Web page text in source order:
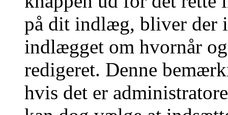
på dit indlæg, bliver der
indlægget om hvornår
redigeret. Denne
hvis det er